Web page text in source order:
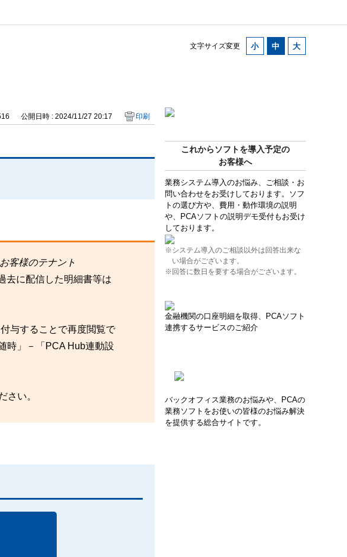
文字サイズ変更
これからソフトを導入予定の
お客様へ
業務システム導入のお悩み、ご相談・お
問い合わせをお受けしております。ソフ
トの選び方や、費用・動作環境の説明
や、PCAソフトの説明デモ受付もお受け
しております。
※システム導入のご相談以外は回答出来な
い場合がございます。
※回答に数日を要する場合がございます。
金融機関の口座明細を取得、PCAソフト
連携するサービスのご紹介
バックオフィス業務のお悩みや、PCAの
業務ソフトをお使いの皆様のお悩み解決
を提供する総合サイトです。
公開日時 : 2024/11/27 20:17 印刷
客様のテナント
去に配信した明細書等は
与することで再度閲覧で
時」－「PCA Hub連動設
さい。